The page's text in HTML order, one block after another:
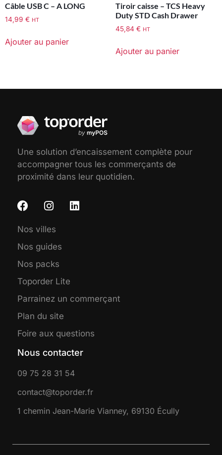
Câble USB C – A LONG
14,99 € HT
Ajouter au panier
Tiroir caisse – TCS Heavy
Duty STD Cash Drawer
45,84 € HT
Ajouter au panier
Une solution d’encaissement complète pour
accompagner tous les commerçants de
proximité dans leur quotidien.
Nos villes
Nos guides
Nos packs
Toporder Lite
Parrainez un commerçant
Plan du site
Foire aux questions
Nous contacter
09 75 28 31 54
contact@toporder.fr
1 chemin Jean-Marie Vianney, 69130 Écully